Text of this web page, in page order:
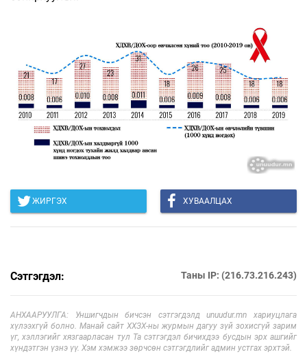
ЖИРГЭХ ХУВААЛЦАХ
Сэтгэгдэл: Таны IP: (216.73.216.243)
АНХААРУУЛГА: Уншигчдын бичсэн сэтгэгдэлд unuudur.mn хариуцлага
хүлээхгүй болно. Манай сайт ХХЗХ-ны журмын дагуу зүй зохисгүй зарим
үг, хэллэгийг хязгаарласан тул Та сэтгэгдэл бичихдээ бусдын эрх ашгийг
хүндэтгэн үзнэ үү. Хэм хэмжээ зөрчсөн сэтгэгдлийг админ устгах эрхтэй.